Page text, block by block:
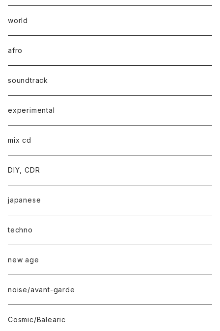
world
afro
soundtrack
experimental
mix cd
DIY, CDR
japanese
techno
new age
noise/avant-garde
Cosmic/Balearic